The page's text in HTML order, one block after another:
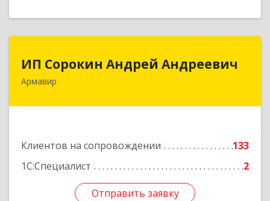
ИП Сорокин Андрей Андреевич
Армавир
Клиентов на сопровождении
133
1С:Специалист
2
Отправить заявку
ИП Сорокин Андрей Андреевич
Отправить заявку